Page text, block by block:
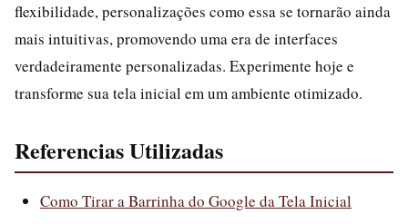
flexibilidade, personalizações como essa se tornarão ainda
mais intuitivas, promovendo uma era de interfaces
verdadeiramente personalizadas. Experimente hoje e
transforme sua tela inicial em um ambiente otimizado.
Referencias Utilizadas
Como Tirar a Barrinha do Google da Tela Inicial